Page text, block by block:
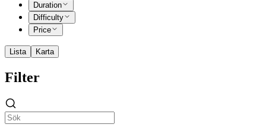
Duration
Difficulty
Price
Lista Karta
Filter